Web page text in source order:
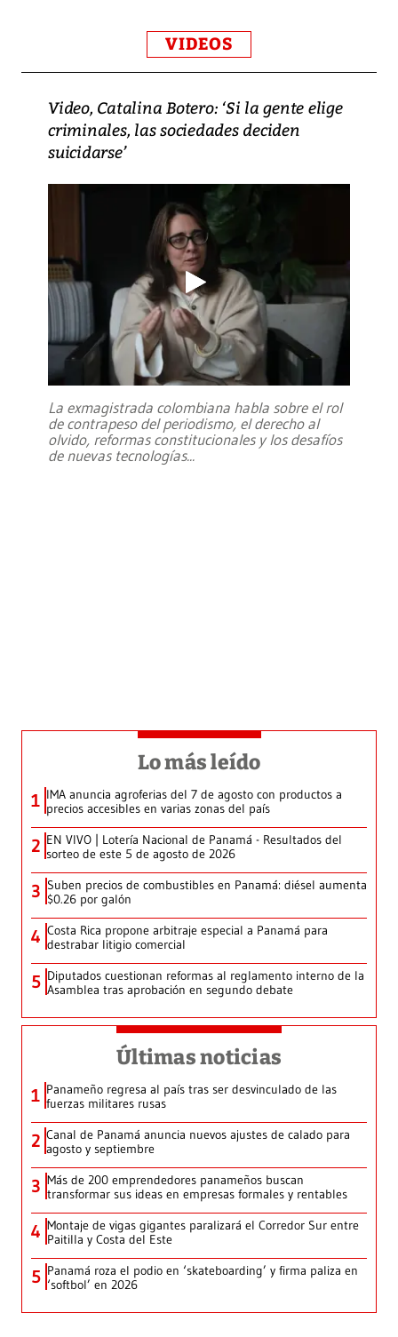
VIDEOS
Video, Catalina Botero: ‘Si la gente elige
criminales, las sociedades deciden
suicidarse’
La exmagistrada colombiana habla sobre el rol
de contrapeso del periodismo, el derecho al
olvido, reformas constitucionales y los desafíos
de nuevas tecnologías...
Lo más leído
1 IMA anuncia agroferias del 7 de agosto con productos a
precios accesibles en varias zonas del país
2 EN VIVO | Lotería Nacional de Panamá - Resultados del
sorteo de este 5 de agosto de 2026
3 Suben precios de combustibles en Panamá: diésel aumenta
$0.26 por galón
4 Costa Rica propone arbitraje especial a Panamá para
destrabar litigio comercial
5 Diputados cuestionan reformas al reglamento interno de la
Asamblea tras aprobación en segundo debate
Últimas noticias
1 Panameño regresa al país tras ser desvinculado de las
fuerzas militares rusas
2 Canal de Panamá anuncia nuevos ajustes de calado para
agosto y septiembre
3 Más de 200 emprendedores panameños buscan
transformar sus ideas en empresas formales y rentables
4 Montaje de vigas gigantes paralizará el Corredor Sur entre
Paitilla y Costa del Este
5 Panamá roza el podio en ‘skateboarding’ y firma paliza en
‘softbol’ en 2026